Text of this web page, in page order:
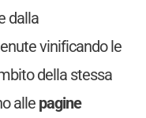
dalla
vinificando le
della stessa
alle pagine